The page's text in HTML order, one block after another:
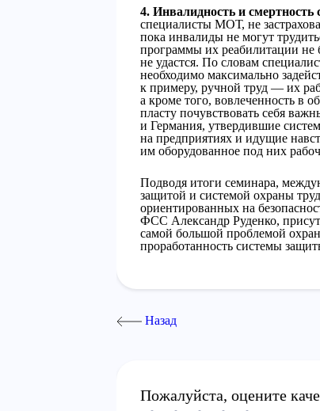
4. Инвалидность и смертность
специалисты МОТ, не
пока инвалиды не могут
программы их реабилитации
не удастся. По словам
необходимо максимально
к примеру, ручной труд — их
а кроме того, вовлеченность в
пласту почувствовать себя
и Германия, утвердившие
на предприятиях и идущие
им оборудованное под них
Подводя итоги семинара,
защитой и системой охраны
ориентированных на
ФСС Александр Руденко,
самой большой проблемой
проработанность системы
Назад
Пожалуйста, оцените